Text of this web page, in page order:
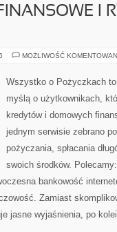
I
MOŻLIWOŚĆ
Wszystko o Pożyczkach
myślą o użytkownikach,
kredytów i domowych
jednym serwisie zebrano
pożyczania, spłacania
swoich środków.
bankowość
Zamiast
jasne wyjaśnienia, po